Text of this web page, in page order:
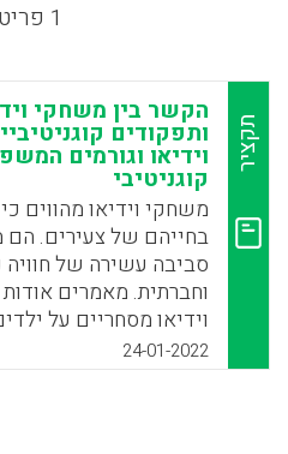
1 פריטים
תקציר
הקשר בין משחקי
ותפקודים
וידיאו וגורמים
קוגניטיבי
משחקי וידיאו מהווים
בחייהם של צעירים.
סביבה עשירה של חוויה
וחברתית. מאמרים
וידיאו מסחריים על
בהיבטים השליליים
שונים של משחקי
24-01-2022